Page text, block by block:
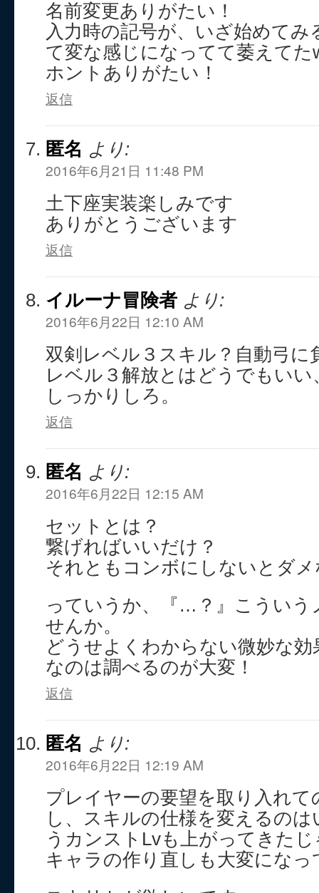
名前変更ありがたい！
入力時の記号が、いざ始めて
て変な感じになってて萎えてた
ホントありがたい！
返信
匿名 より:
2016年6月21日 11:48 PM
土下座実装楽しみです
ありがとうございます
返信
イルーナ冒険者 より:
2016年6月22日 12:10 AM
双剣レベル３スキル？自動弓
レベル３解放とはどうでもい
しっかりしろ。
返信
匿名 より:
2016年6月22日 12:15 AM
セットとは？
繋げればいいだけ？
それともコンボにしないとダ
っていうか、『…？』こういう
せんか。
どうせよくわからない微妙な
なのは調べるのが大変！
返信
匿名 より:
2016年6月22日 12:19 AM
プレイヤーの要望を取り入れ
し、スキルの仕様を変えるの
うカンストLvも上がってきた
キャラの作り直しも大変にな